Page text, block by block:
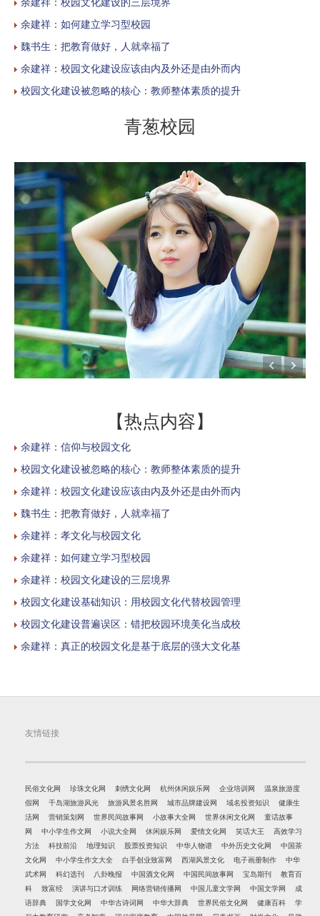
余建祥：如何建立学习型校园
魏书生：把教育做好，人就幸福了
余建祥：校园文化建设应该由内及外还是由外而内
校园文化建设被忽略的核心：教师整体素质的提升
青葱校园
【热点内容】
余建祥：信仰与校园文化
校园文化建设被忽略的核心：教师整体素质的提升
余建祥：校园文化建设应该由内及外还是由外而内
魏书生：把教育做好，人就幸福了
余建祥：孝文化与校园文化
余建祥：如何建立学习型校园
余建祥：校园文化建设的三层境界
校园文化建设基础知识：用校园文化代替校园管理
校园文化建设普遍误区：错把校园环境美化当成校
余建祥：真正的校园文化是基于底层的强大文化基
友情链接
民俗文化网 珍珠文化网 刺绣文化网 杭州休闲娱乐网 企业培训网
温泉旅游度
假网
千岛湖旅游风光 旅游风景名胜网 城市品牌建设网 域名投资知识
健康生
活网
营销策划网 世界民间故事网 小故事大全网 世界休闲文化网
童话故事
网
中小学生作文网 小说大全网 休闲娱乐网 爱情文化网 笑话大王
高效学习
方法
科技前沿 地理知识 股票投资知识 中华人物谱 中外历史文化网
中国茶
文化网
中小学生作文大全 白手创业致富网 西湖风景文化 电子画册制作
中华
武术网
科幻选刊 八卦晚报 中国酒文化网 中国民间故事网 宝岛期刊
教育百
科
致富经 演讲与口才训练 网络营销传播网 中国儿童文学网 中国文学网
成
语辞典
国学文化网 中华古诗词网 中华大辞典 世界民俗文化网 健康百科
学